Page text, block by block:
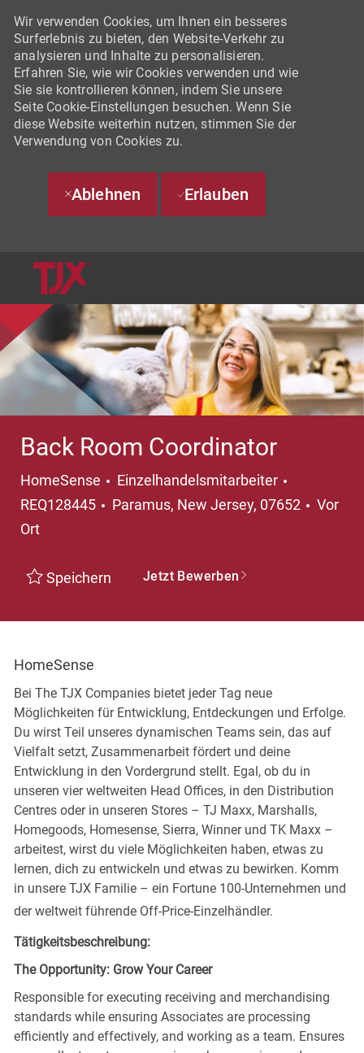
Wir verwenden Cookies, um Ihnen ein besseres
Surferlebnis zu bieten, den Website-Verkehr zu
analysieren und Inhalte zu personalisieren.
Erfahren Sie, wie wir Cookies verwenden und wie
Sie sie kontrollieren können, indem Sie unsere
Seite Cookie-Einstellungen besuchen. Wenn Sie
diese Website weiterhin nutzen, stimmen Sie der
Verwendung von Cookies zu.
Ablehnen Erlauben
Back Room Coordinator
HomeSense Kategorie
Einzelhandelsmitarbeiter
REQ128445
Ort
Paramus, New Jersey, 07652
Vor
Ort
Speichern Jetzt Bewerben
HomeSense
Bei The TJX Companies bietet jeder Tag neue
Möglichkeiten für Entwicklung, Entdeckungen und Erfolge.
Du wirst Teil unseres dynamischen Teams sein, das auf
Vielfalt setzt, Zusammenarbeit fördert und deine
Entwicklung in den Vordergrund stellt. Egal, ob du in
unseren vier weltweiten Head Offices, in den Distribution
Centres oder in unseren Stores – TJ Maxx, Marshalls,
Homegoods, Homesense, Sierra, Winner und TK Maxx –
arbeitest, wirst du viele Möglichkeiten haben, etwas zu
lernen, dich zu entwickeln und etwas zu bewirken. Komm
in unsere TJX Familie – ein Fortune 100-Unternehmen und
der weltweit führende Off-Price-Einzelhändler.
Tätigkeitsbeschreibung:
The Opportunity: Grow Your Career
Responsible for executing receiving and merchandising
standards while ensuring Associates are processing
efficiently and effectively, and working as a team. Ensures